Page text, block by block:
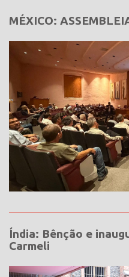
MÉXICO:
Índia: Bênção e
Carmeli